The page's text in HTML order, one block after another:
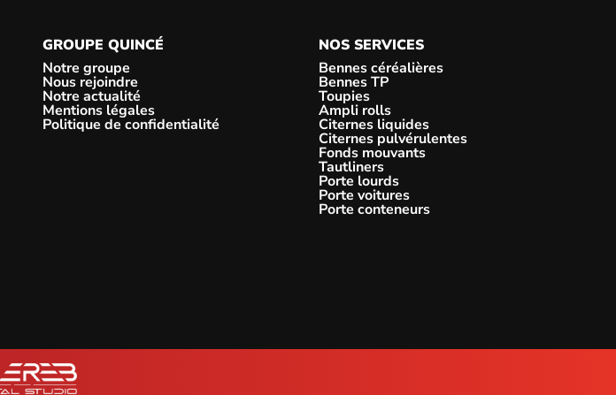
GROUPE QUINCÉ
Notre groupe
Nous rejoindre
Notre actualité
Mentions légales
Politique de confidentialité
NOS SERVICES
Bennes céréalières
Bennes TP
Toupies
Ampli rolls
Citernes liquides
Citernes pulvérulentes
Fonds mouvants
Tautliners
Porte lourds
Porte voitures
Porte conteneurs